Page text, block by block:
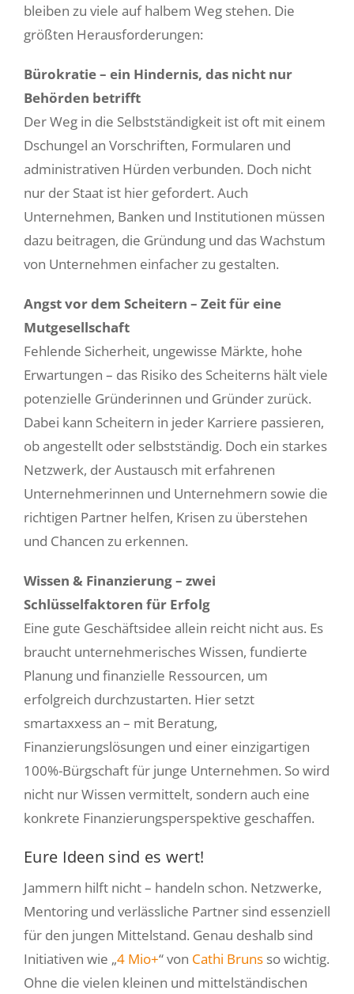
bleiben zu viele auf halbem Weg stehen. Die
größten Herausforderungen:
Bürokratie – ein Hindernis, das nicht nur
Behörden betrifft
Der Weg in die Selbstständigkeit ist oft mit einem
Dschungel an Vorschriften, Formularen und
administrativen Hürden verbunden. Doch nicht
nur der Staat ist hier gefordert. Auch
Unternehmen, Banken und Institutionen müssen
dazu beitragen, die Gründung und das Wachstum
von Unternehmen einfacher zu gestalten.
Angst vor dem Scheitern – Zeit für eine
Mutgesellschaft
Fehlende Sicherheit, ungewisse Märkte, hohe
Erwartungen – das Risiko des Scheiterns hält viele
potenzielle Gründerinnen und Gründer zurück.
Dabei kann Scheitern in jeder Karriere passieren,
ob angestellt oder selbstständig. Doch ein starkes
Netzwerk, der Austausch mit erfahrenen
Unternehmerinnen und Unternehmern sowie die
richtigen Partner helfen, Krisen zu überstehen
und Chancen zu erkennen.
Wissen & Finanzierung – zwei
Schlüsselfaktoren für Erfolg
Eine gute Geschäftsidee allein reicht nicht aus. Es
braucht unternehmerisches Wissen, fundierte
Planung und finanzielle Ressourcen, um
erfolgreich durchzustarten. Hier setzt
smartaxxess an – mit Beratung,
Finanzierungslösungen und einer einzigartigen
100%-Bürgschaft für junge Unternehmen. So wird
nicht nur Wissen vermittelt, sondern auch eine
konkrete Finanzierungsperspektive geschaffen.
Eure Ideen sind es wert!
Jammern hilft nicht – handeln schon. Netzwerke,
Mentoring und verlässliche Partner sind essenziell
für den jungen Mittelstand. Genau deshalb sind
Initiativen wie „4 Mio+“ von Cathi Bruns so wichtig.
Ohne die vielen kleinen und mittelständischen